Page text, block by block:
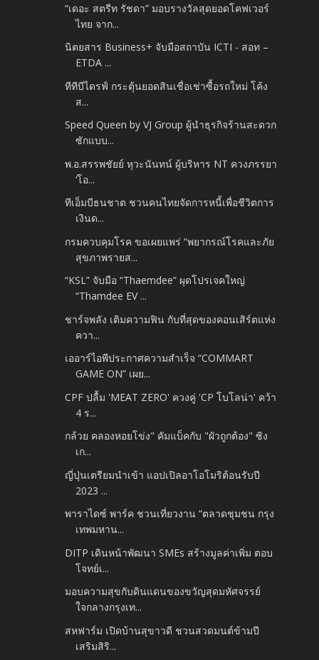
“เดอะ สตรีท รัชดา” มอบรางวัลสุดยอดโคฟเวอร์
ไทย จาก...
นิตยสาร Business+ จับมือสถาบัน ICTI - สอท –
ETDA ...
ทีทีบีไดรฟ์ กระตุ้นยอดสินเชื่อเช่าซื้อรถใหม่ โค้ง
ส...
Speed Queen by VJ Group ผู้นำธุรกิจร้านสะดวก
ซักแบบ...
พ.อ.สรรพชัยย์ หุวะนันทน์ ผู้บริหาร NT ควงภรรยา
‘โอ...
ทีเอ็มบีธนชาต ชวนคนไทยจัดการหนี้เพื่อชีวิตการ
เงินด...
กรมควบคุมโรค ขอเผยแพร่ “พยากรณ์โรคและภัย
สุขภาพรายส...
“KSL” จับมือ “Thaemdee” ผุดโปรเจคใหญ่
“Thamdee EV ...
ชาร์จพลัง เติมความฟิน กับที่สุดของคอนเสิร์ตแห่ง
ควา...
เออาร์ไอพีประกาศความสำเร็จ “COMMART
GAME ON” เผย...
CPF ปลื้ม 'MEAT ZERO' ควงคู่ 'CP โบโลน่า' คว้า
4 ร...
กล้วย​ คลองหอยโข่ง" คัมแบ็คกับ​ "ผัวถูกต้อง" ซิง
เก...
ญี่ปุ่นเตรียมนำเข้า แอปเปิลอาโอโมริต้อนรับปี
2023 ...
พาราไดซ์ พาร์ค ชวนเที่ยวงาน “ตลาดชุมชน กรุง
เทพมหาน...
DITP เดินหน้าพัฒนา SMEs สร้างมูลค่าเพิ่ม ตอบ
โจทย์เ...
มอบความสุขกับดินแดนของขวัญสุดมหัศจรรย์
ใจกลางกรุงเท...
สหฟาร์ม เปิดบ้านสุขาวดี ชวนสวดมนต์ข้ามปี
เสริมสิริ...